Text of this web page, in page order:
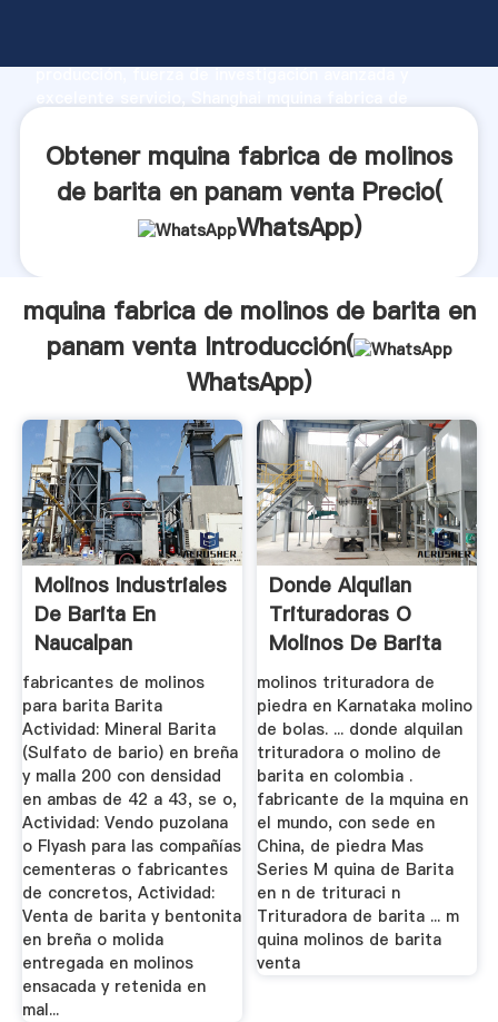
producción, fuerza de investigación avanzada y
valor y aporta valores a todos los clientes.
Obtener mquina fabrica de molinos
de barita en panam venta Precio(
WhatsApp)
mquina fabrica de molinos de barita en
panam venta Introducción(
WhatsApp)
Molinos Industriales
De Barita En
Naucalpan
fabricantes de molinos
para barita Barita
Actividad: Mineral Barita
(Sulfato de bario) en breña
y malla 200 con densidad
en ambas de 42 a 43, se o,
Actividad: Vendo puzolana
o Flyash para las compañías
cementeras o fabricantes
de concretos, Actividad:
Venta de barita y bentonita
en breña o molida
entregada en molinos
ensacada y retenida en
mal...
Donde Alquilan
Trituradoras O
Molinos De Barita
En Panama Co
molinos trituradora de
piedra en Karnataka molino
de bolas. ... donde alquilan
trituradora o molino de
barita en colombia .
fabricante de la mquina en
el mundo, con sede en
China, de piedra Mas
Series M quina de Barita
en n de trituraci n
Trituradora de barita ... m
quina molinos de barita
venta